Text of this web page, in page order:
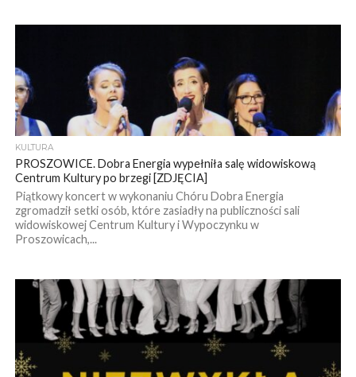
KULTURA
PROSZOWICE. Dobra Energia wypełniła salę widowiskową
Centrum Kultury po brzegi [ZDJĘCIA]
Piątkowy koncert w wykonaniu Chóru Dobra Energia
zgromadził setki osób, które zasiadły na publiczności sali
widowiskowej Centrum Kultury i Wypoczynku w
Proszowicach,...